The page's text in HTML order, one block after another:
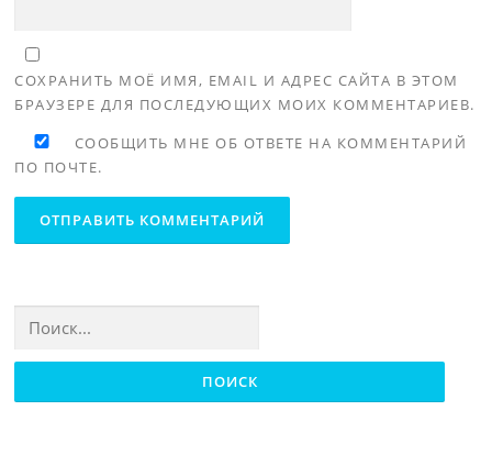
СОХРАНИТЬ МОЁ ИМЯ, EMAIL И АДРЕС САЙТА В ЭТОМ
БРАУЗЕРЕ ДЛЯ ПОСЛЕДУЮЩИХ МОИХ КОММЕНТАРИЕВ.
СООБЩИТЬ МНЕ ОБ ОТВЕТЕ НА КОММЕНТАРИЙ
ПО ПОЧТЕ.